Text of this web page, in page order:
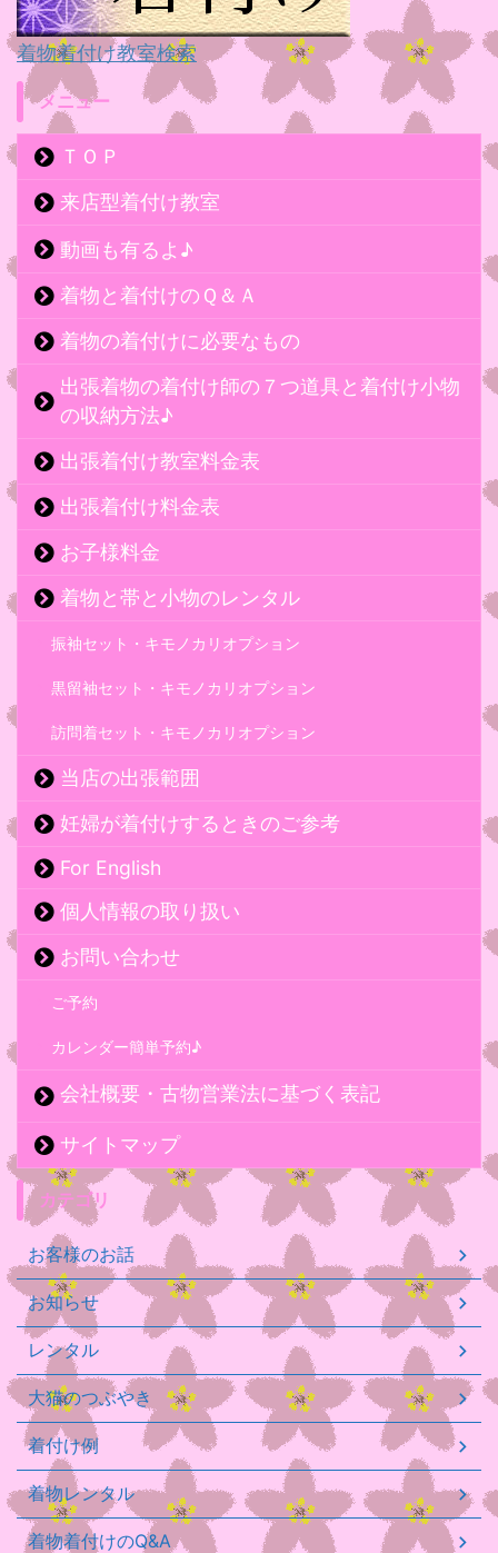
着物着付け教室検索
メニュー
ＴＯＰ
来店型着付け教室
動画も有るよ♪
着物と着付けのＱ＆Ａ
着物の着付けに必要なもの
出張着物の着付け師の７つ道具と着付け小物
の収納方法♪
出張着付け教室料金表
出張着付け料金表
お子様料金
着物と帯と小物のレンタル
振袖セット・キモノカリオプション
黒留袖セット・キモノカリオプション
訪問着セット・キモノカリオプション
当店の出張範囲
妊婦が着付けするときのご参考
For English
個人情報の取り扱い
お問い合わせ
ご予約
カレンダー簡単予約♪
会社概要・古物営業法に基づく表記
サイトマップ
カテゴリ
お客様のお話
お知らせ
レンタル
大猫のつぶやき
着付け例
着物レンタル
着物着付けのQ&A